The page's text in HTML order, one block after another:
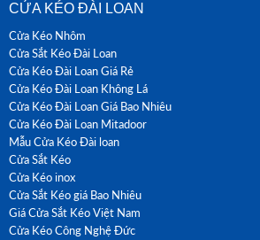
CỬA KÉO ĐÀI LOAN
Cửa Kéo Nhôm
Cửa Sắt Kéo Đài Loan
Cửa Kéo Đài Loan Giá Rẻ
Cửa Kéo Đài Loan Không Lá
Cửa Kéo Đài Loan Giá Bao Nhiêu
Cửa Kéo Đài Loan Mitadoor
Mẫu Cửa Kéo Đài loan
Cửa Sắt Kéo
Cửa Kéo inox
Cửa Sắt Kéo giá Bao Nhiêu
Giá Cửa Sắt Kéo Việt Nam
Cửa Kéo Công Nghệ Đức